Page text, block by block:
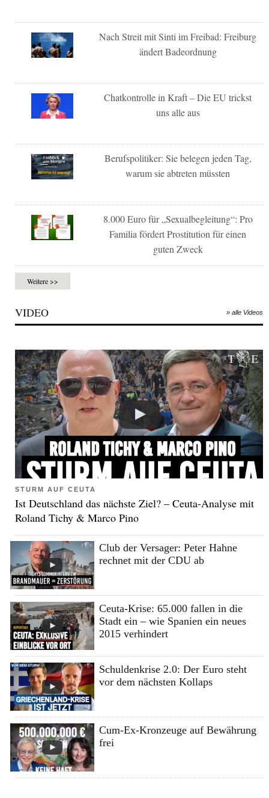
Nach Streit mit Sinti im Freibad: Freiburg
ändert Badeordnung
Chatkontrolle in Kraft – Die EU trickst
uns alle aus
Berufspolitiker: Sie belegen jeden Tag,
warum sie abtreten müssten
8.000 Euro für „Sexualbegleitung“: Pro
Familia fördert Prostitution für einen
guten Zweck
Weitere >>
VIDEO » alle Videos
STURM AUF CEUTA
Ist Deutschland das nächste Ziel? – Ceuta-Analyse mit
Roland Tichy & Marco Pino
Club der Versager: Peter Hahne
rechnet mit der CDU ab
Ceuta-Krise: 65.000 fallen in die
Stadt ein – wie Spanien ein neues
2015 verhindert
Schuldenkrise 2.0: Der Euro steht
vor dem nächsten Kollaps
Cum-Ex-Kronzeuge auf Bewährung
frei